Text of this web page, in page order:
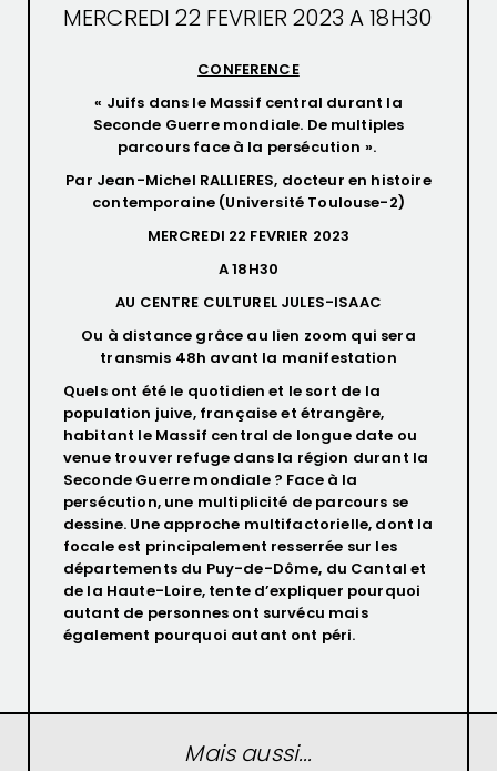
MERCREDI 22 FEVRIER 2023 A 18H30
CONFERENCE
« Juifs dans le Massif central durant la
Seconde Guerre mondiale. De multiples
parcours face à la persécution ».
Par Jean-Michel RALLIERES, docteur en histoire
contemporaine (Université Toulouse-2)
MERCREDI 22 FEVRIER 2023
A 18H30
AU CENTRE CULTUREL JULES-ISAAC
Ou à distance grâce au lien zoom qui sera
transmis 48h avant la manifestation
Quels ont été le quotidien et le sort de la
population juive, française et étrangère,
habitant le Massif central de longue date ou
venue trouver refuge dans la région durant la
Seconde Guerre mondiale ? Face à la
persécution, une multiplicité de parcours se
dessine. Une approche multifactorielle, dont la
focale est principalement resserrée sur les
départements du Puy-de-Dôme, du Cantal et
de la Haute-Loire, tente d’expliquer pourquoi
autant de personnes ont survécu mais
également pourquoi autant ont péri.
Mais aussi...